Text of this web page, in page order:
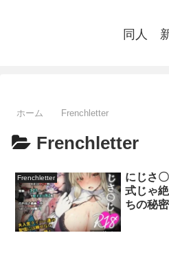
同人
ホーム Frenchletter
Frenchletter
Frenchletter
にじさ
式じゃ
ちの秘